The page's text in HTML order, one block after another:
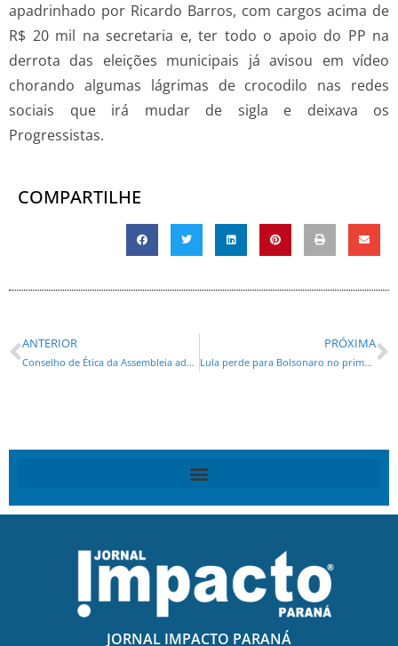
apadrinhado por Ricardo Barros, com cargos acima de
R$ 20 mil na secretaria e, ter todo o apoio do PP na
derrota das eleições municipais já avisou em vídeo
chorando algumas lágrimas de crocodilo nas redes
sociais que irá mudar de sigla e deixava os
Progressistas.
COMPARTILHE
ANTERIOR
Conselho de Ética da Assembleia adverte deputado Renato Freitas (PT) e analisa outras duas representações; parlamentar pode recorrer
PRÓXIMA
Lula perde para Bolsonaro no primeiro turno no Paraná, aponta pesquisa
JORNAL IMPACTO PARANÁ